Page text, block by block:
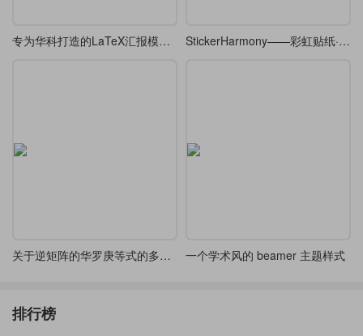
专为华科打造的LaTeX汇报模板，开题/答辩通用 StickerHarmony——彩虹贴纸·Beamer
关于逆矩阵的华罗庚等式的多种解法 一个学术风的 beamer 主题样式
排行榜